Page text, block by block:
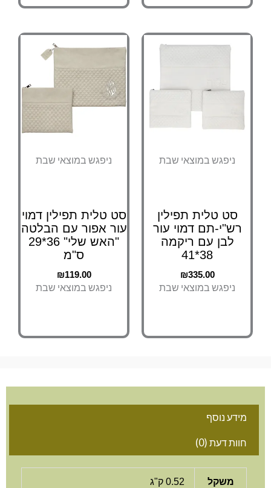
ניפגש במוצאי שבת
סט טלית תפילין
רש"י-תם דמוי עור
לבן עם ריקמה
38*41
₪335.00
ניפגש במוצאי שבת
ניפגש במוצאי שבת
סט טלית תפילין דמוי
עור אפור עם הבלטה
"האש שלי" 36*29
ס"מ
₪119.00
ניפגש במוצאי שבת
מידע נוסף
חוות דעת (0)
משקל 0.52 ק"ג